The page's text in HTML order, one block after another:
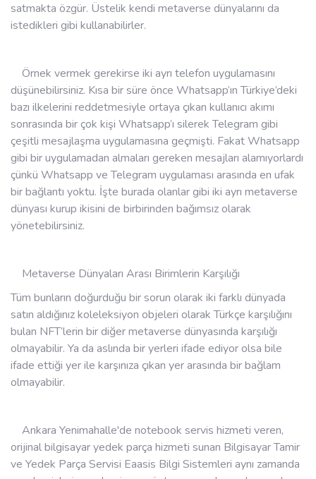
satmakta özgür. Üstelik kendi metaverse dünyalarını da
istedikleri gibi kullanabilirler.
Örnek vermek gerekirse iki ayrı telefon uygulamasını
düşünebilirsiniz. Kısa bir süre önce Whatsapp’ın Türkiye’deki
bazı ilkelerini reddetmesiyle ortaya çıkan kullanıcı akımı
sonrasında bir çok kişi Whatsapp’ı silerek Telegram gibi
çeşitli mesajlaşma uygulamasına geçmişti. Fakat Whatsapp
gibi bir uygulamadan almaları gereken mesajları alamıyorlardı
çünkü Whatsapp ve Telegram uygulaması arasında en ufak
bir bağlantı yoktu. İşte burada olanlar gibi iki ayrı metaverse
dünyası kurup ikisini de birbirinden bağımsız olarak
yönetebilirsiniz.
Metaverse Dünyaları Arası Birimlerin Karşılığı
Tüm bunların doğurduğu bir sorun olarak iki farklı dünyada
satın aldığınız koleleksiyon objeleri olarak Türkçe karşılığını
bulan NFT’lerin bir diğer metaverse dünyasında karşılığı
olmayabilir. Ya da aslında bir yerleri ifade ediyor olsa bile
ifade ettiği yer ile karşınıza çıkan yer arasında bir bağlam
olmayabilir.
Ankara Yenimahalle'de notebook servis hizmeti veren,
orijinal bilgisayar yedek parça hizmeti sunan Bilgisayar Tamir
ve Yedek Parça Servisi Eaasis Bilgi Sistemleri aynı zamanda